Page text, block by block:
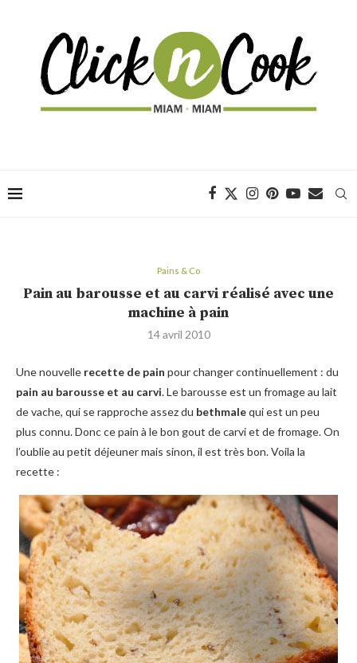
Pains & Co
Pain au barousse et au carvi réalisé avec une
machine à pain
14 avril 2010
Une nouvelle recette de pain pour changer continuellement : du
pain au barousse et au carvi. Le barousse est un fromage au lait
de vache, qui se rapproche assez du bethmalequi est un peu
plus connu. Donc ce pain à le bon gout de carvi et de fromage. On
l’oublie au petit déjeuner mais sinon, il est très bon. Voila la
recette :